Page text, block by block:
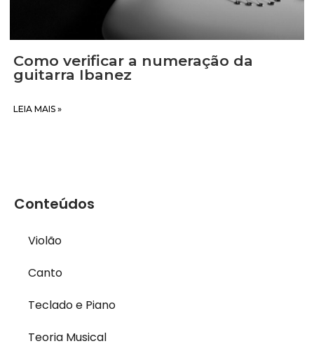
Como verificar a numeração da
guitarra Ibanez
LEIA MAIS »
Conteúdos
Violão
Canto
Teclado e Piano
Teoria Musical